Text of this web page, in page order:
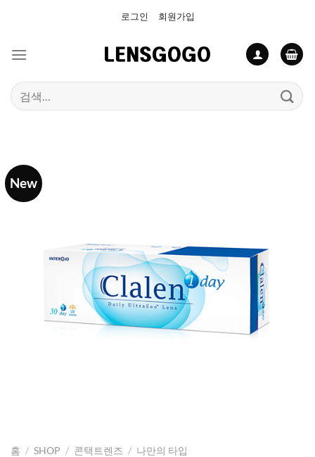
로그인 회원가입
검
색:
New
홈 / SHOP / 콘택트렌즈 / 나만의 타입